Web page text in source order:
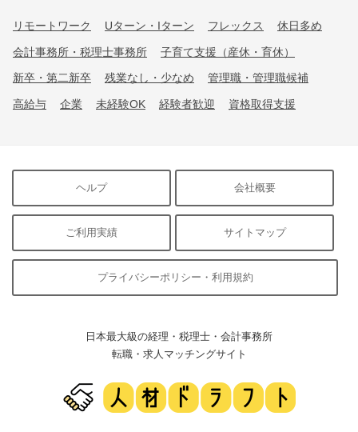
リモートワーク Uターン・Iターン フレックス 休日多め
会計事務所・税理士事務所 子育て支援（産休・育休）
新卒・第二新卒 残業なし・少なめ 管理職・管理職候補
高給与 企業 未経験OK 経験者歓迎 資格取得支援
ヘルプ 会社概要
ご利用実績 サイトマップ
プライバシーポリシー・利用規約
日本最大級の経理・税理士・会計事務所
転職・求人マッチングサイト